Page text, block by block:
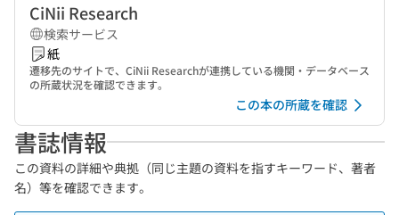
CiNii Research
検索サービス
紙
遷移先のサイトで、CiNii Researchが連携している機関・データベース
の所蔵状況を確認できます。
この本の所蔵を確認
書誌情報
この資料の詳細や典拠（同じ主題の資料を指すキーワード、著者
名）等を確認できます。